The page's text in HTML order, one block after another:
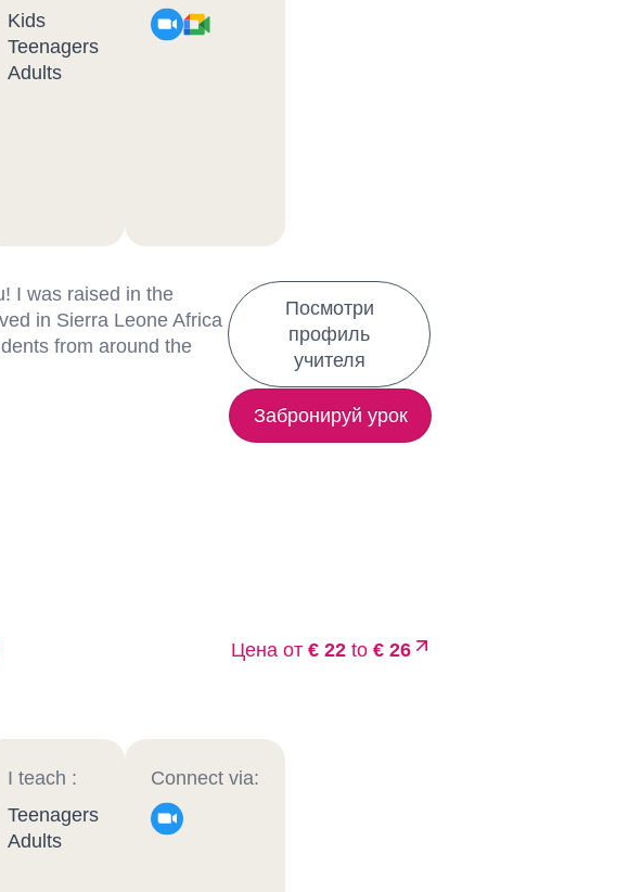
Kids
Teenagers
Adults
I was raised in the
in Sierra Leone Africa
from around the
Посмотри
профиль
учителя
Забронируй урок
Цена от € 22 to € 26
I teach :
Teenagers
Adults
Connect via: